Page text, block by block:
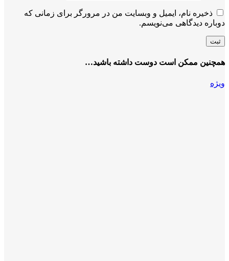
ذخیره نام، ایمیل و وبسایت من در مرورگر برای زمانی که
دوباره دیدگاهی می‌نویسم.
همچنین ممکن است دوست داشته باشید…
ویژه